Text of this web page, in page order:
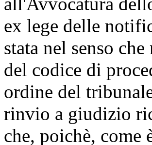
ex lege delle
stata nel senso
del codice di
ordine del
rinvio a giudizio
che, poichè,